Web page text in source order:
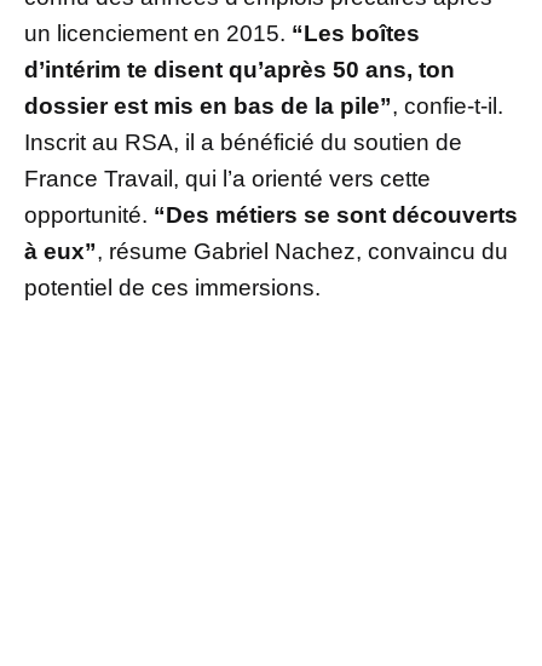
un licenciement en 2015. “Les boîtes
d’intérim te disent qu’après 50 ans, ton
dossier est mis en bas de la pile”, confie-t-il.
Inscrit au RSA, il a bénéficié du soutien de
France Travail, qui l’a orienté vers cette
opportunité. “Des métiers se sont découverts
à eux”, résume Gabriel Nachez, convaincu du
potentiel de ces immersions.